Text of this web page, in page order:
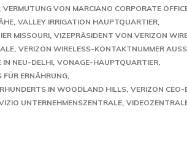
VERMUTUNG VON MARCIANO CORPORATE
VALLEY IRRIGATION HAUPTQUARTIER
MISSOURI VIZEPRÄSIDENT VON VERIZON
VERIZON WIRELESS-KONTAKTNUMMER
IN NEU-DELHI VONAGE-HAUPTQUARTIER
ERNÄHRUNG
IN WOODLAND HILLS VERIZON CEO-
UNTERNEHMENSZENTRALE